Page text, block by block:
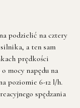
podzielić na cztery
a ten sam
prędkości
mocy napędu na
poziomie 6-12 l/h.
spędzania